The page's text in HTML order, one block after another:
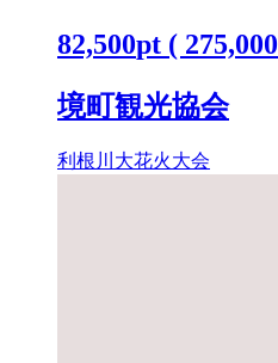
(ペア)] K2442
82,500pt ( 275,000
境町観光協会
利根川大花火大会